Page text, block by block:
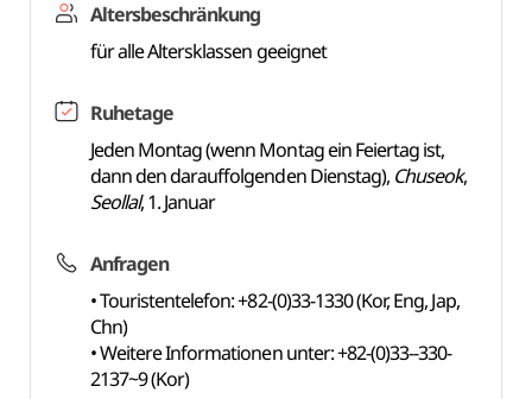
Altersbeschränkung
für alle Altersklassen geeignet
Ruhetage
Jeden Montag (wenn Montag ein Feiertag ist,
dann den darauffolgenden Dienstag), Chuseok,
Seollal, 1. Januar
Anfragen
• Touristentelefon: +82-(0)33-1330 (Kor, Eng, Jap,
Chn)
• Weitere Informationen unter: +82-(0)33--330-
2137~9 (Kor)